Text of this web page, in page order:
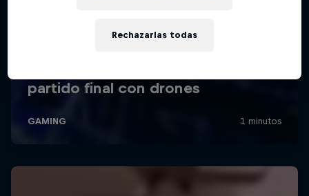
Rechazarlas todas